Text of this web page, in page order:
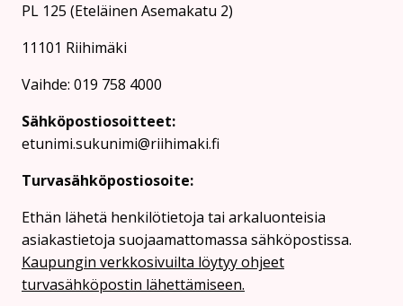
PL 125 (Eteläinen Asemakatu 2)
11101 Riihimäki
Vaihde: 019 758 4000
Sähköpostiosoitteet:
etunimi.sukunimi@riihimaki.fi
Turvasähköpostiosoite:
Ethän lähetä henkilötietoja tai arkaluonteisia
asiakastietoja suojaamattomassa sähköpostissa.
Kaupungin verkkosivuilta löytyy ohjeet
turvasähköpostin lähettämiseen.